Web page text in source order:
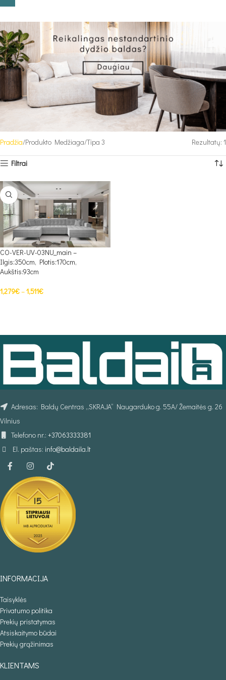
Pradžia Produkto Medžiaga Tipa 3 Rezultatų: 1
Filtrai
CO-VER-UV-03NU_main –
Ilgis:350cm, Plotis:170cm,
Aukštis:93cm
1,279€–1,511€
Adresas: Baldų Centras „SKRAJA“ Naugarduko g. 55A/ Žemaitės g. 26
Vilnius
Telefono nr.: +37063333381
El. paštas: info@baldaila.lt
INFORMACIJA
Taisyklės
Privatumo politika
Prekių pristatymas
Atsiskaitymo būdai
Prekių grąžinimas
KLIENTAMS